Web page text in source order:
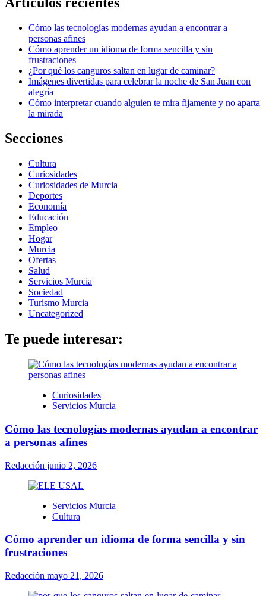
Cómo las tecnologías modernas ayudan a encontrar a
personas afines
Cómo aprender un idioma de forma sencilla y sin
frustraciones
¿Por qué los canguros saltan en lugar de caminar?
Imágenes divertidas para celebrar la noche de San Juan con
alegría
Cómo interpretar cuando alguien te mira fijamente y no aparta
la mirada
Secciones
Cultura
Curiosidades
Curiosidades de Murcia
Deportes
Economía
Educación
Empleo
Hogar
Murcia
Ofertas
Salud
Servicios Murcia
Sociedad
Turismo Murcia
Uncategorized
Te puede interesar:
Curiosidades
Servicios Murcia
Cómo las tecnologías modernas ayudan a encontrar
a personas afines
Redacción junio 2, 2026
Servicios Murcia
Cultura
Cómo aprender un idioma de forma sencilla y sin
frustraciones
Redacción mayo 21, 2026